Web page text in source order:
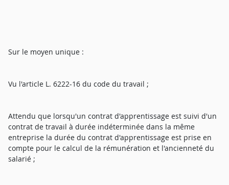
Sur le moyen unique :
Vu l'article L. 6222-16 du code du travail ;
Attendu que lorsqu'un contrat d'apprentissage est suivi d'un
contrat de travail à durée indéterminée dans la même
entreprise la durée du contrat d'apprentissage est prise en
compte pour le calcul de la rémunération et l'ancienneté du
salarié ;